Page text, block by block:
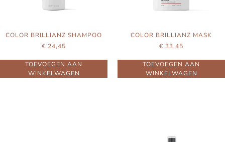
COLOR BRILLIANZ SHAMPOO
€ 24,45
TOEVOEGEN AAN
WINKELWAGEN
COLOR BRILLIANZ MASK
€ 33,45
TOEVOEGEN AAN
WINKELWAGEN